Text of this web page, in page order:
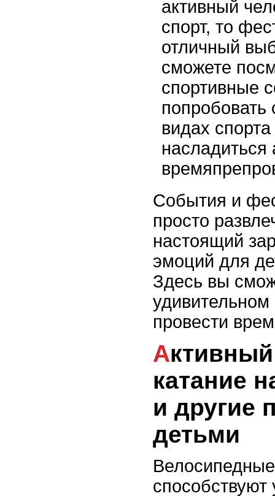
активный
спорт, то
отличный
сможете
спортивные
попробовать
видах
насладиться
События и
просто
настоящий
эмоций для
Здесь вы
провести
Активный отдых:
катание
и другие
детьми